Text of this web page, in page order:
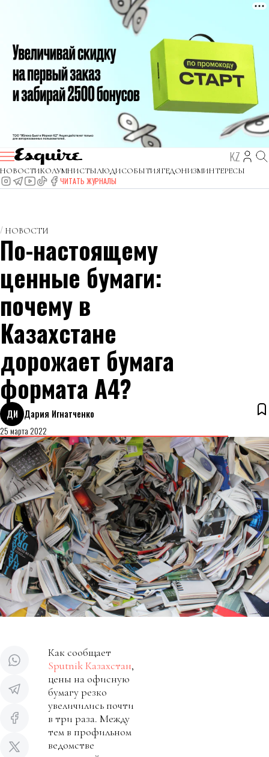
KZ
НОВОСТИКОЛУМНИСТЫЛЮДИСОБЫТИЯГЕДОНИЗМИНТЕРЕСЫ
ЧИТАТЬ ЖУРНАЛЫ
НОВОСТИ
По-настоящему
ценные бумаги:
почему в
Казахстане
дорожает бумага
формата А4?
ДИ Дария Игнатченко
25 марта 2022
Как сообщает
Sputnik Казахстан,
цены на офисную
бумагу резко
увеличились почти
в три раза. Между
тем в профильном
ведомстве